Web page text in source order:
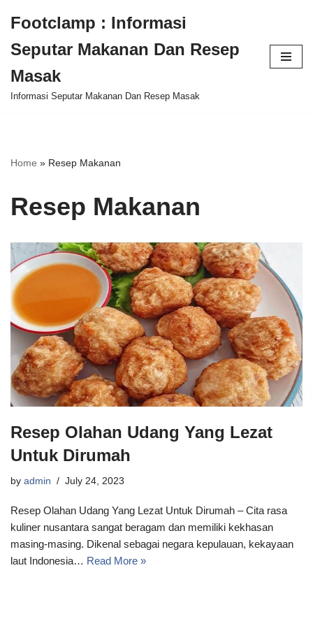
to
content
Footclamp : Informasi
Seputar Makanan Dan Resep
Masak
Informasi Seputar Makanan Dan Resep Masak
Home » Resep Makanan
Resep Makanan
Resep Olahan Udang Yang Lezat
Untuk Dirumah
by admin July 24, 2023
Resep Olahan Udang Yang Lezat Untuk Dirumah – Cita rasa
kuliner nusantara sangat beragam dan memiliki kekhasan
masing-masing. Dikenal sebagai negara kepulauan, kekayaan
laut Indonesia… Read More »